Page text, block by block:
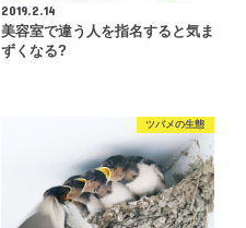
2019.2.14
美容室で違う人を指名すると気ま
ずくなる?
ツバメの生態